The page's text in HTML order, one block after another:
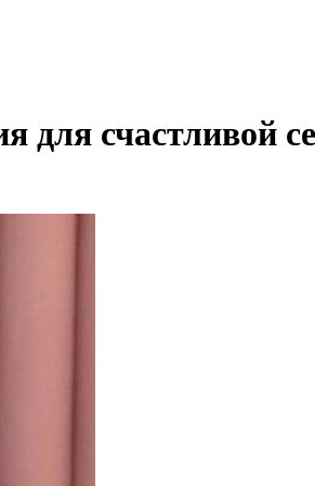
для счастливой